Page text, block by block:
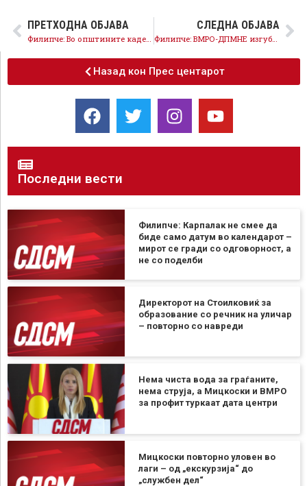
ПРЕТХОДНА ОБЈАВА
Филипче: Во општините каде немаме кандидат членовите да гласаат по сопствено убедување и вредностите
СЛЕДНА ОБЈАВА
Филипче: ВМРО-ДПМНЕ изгуби над 140.000 гласови, народот не се купува и не се потценува
Назад кон Прес центарот
Последни вести
Филипче: Карпалак не смее да
биде само датум во календарот –
мирот се гради со одговорност, а
не со поделби
Директорот на Стоилковиќ за
образование со речник на уличар
– повторно со навреди
Нема чиста вода за граѓаните,
нема струја, а Мицкоски и ВМРО
за профит туркаат дата центри
Мицкоски повторно уловен во
лаги – од „екскурзија“ до
„службен дел“